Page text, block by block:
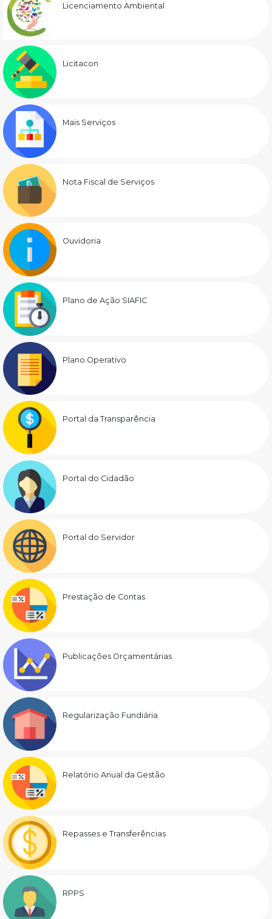
Licenciamento Ambiental
Licitacon
Mais Serviços
Nota Fiscal de Serviços
Ouvidoria
Plano de Ação SIAFIC
Plano Operativo
Portal da Transparência
Portal do Cidadão
Portal do Servidor
Prestação de Contas
Publicações Orçamentárias
Regularização Fundiária
Relatório Anual da Gestão
Repasses e Transferências
RPPS